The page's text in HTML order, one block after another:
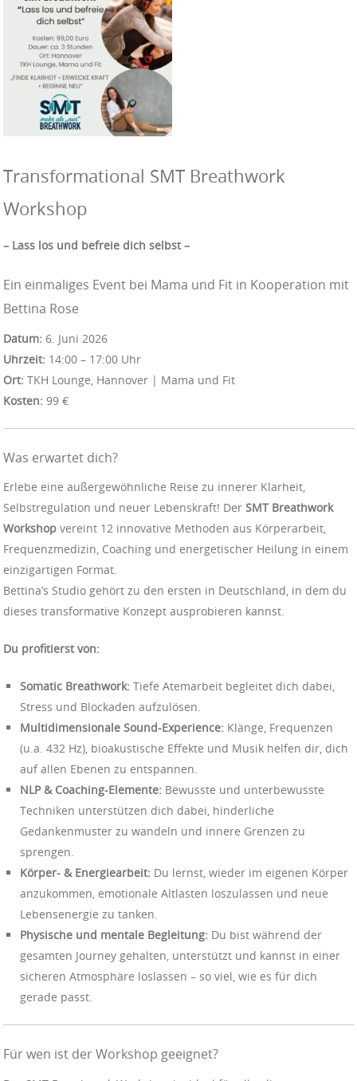
Transformational SMT Breathwork
Workshop
– Lass los und befreie dich selbst –
Ein einmaliges Event bei Mama und Fit in Kooperation mit
Bettina Rose
Datum: 6. Juni 2026
Uhrzeit: 14:00 – 17:00 Uhr
Ort: TKH Lounge, Hannover | Mama und Fit
Kosten: 99 €
Was erwartet dich?
Erlebe eine außergewöhnliche Reise zu innerer Klarheit,
Selbstregulation und neuer Lebenskraft! Der SMT Breathwork
Workshop vereint 12 innovative Methoden aus Körperarbeit,
Frequenzmedizin, Coaching und energetischer Heilung in einem
einzigartigen Format.
Bettina’s Studio gehört zu den ersten in Deutschland, in dem du
dieses transformative Konzept ausprobieren kannst.
Du profitierst von:
Somatic Breathwork: Tiefe Atemarbeit begleitet dich dabei,
Stress und Blockaden aufzulösen.
Multidimensionale Sound-Experience: Klänge, Frequenzen
(u.a. 432 Hz), bioakustische Effekte und Musik helfen dir, dich
auf allen Ebenen zu entspannen.
NLP & Coaching-Elemente: Bewusste und unterbewusste
Techniken unterstützen dich dabei, hinderliche
Gedankenmuster zu wandeln und innere Grenzen zu
sprengen.
Körper- & Energiearbeit: Du lernst, wieder im eigenen Körper
anzukommen, emotionale Altlasten loszulassen und neue
Lebensenergie zu tanken.
Physische und mentale Begleitung: Du bist während der
gesamten Journey gehalten, unterstützt und kannst in einer
sicheren Atmosphäre loslassen – so viel, wie es für dich
gerade passt.
Für wen ist der Workshop geeignet?